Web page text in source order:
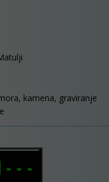
kamena, graviranje